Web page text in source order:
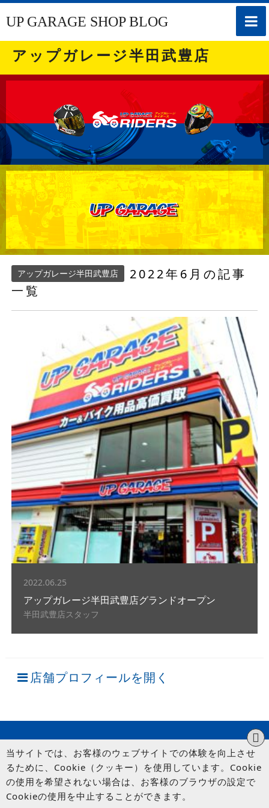
toggle
UP GARAGE SHOP BLOG
アップガレージ半田武豊店
アップガレージ半田武豊店
2022年6月の記事
一覧
2022.06.25
アップガレージ半田武豊店グランドオープン
半田武豊店スタッフ
店舗プロフィールを開く
当サイトでは、お客様のウェブサイトでの体験を向上させ
るために、Cookie（クッキー）を使用しています。Cookie
の使用を希望されない場合は、お客様のブラウザの設定で
Cookieの使用を中止することができます。